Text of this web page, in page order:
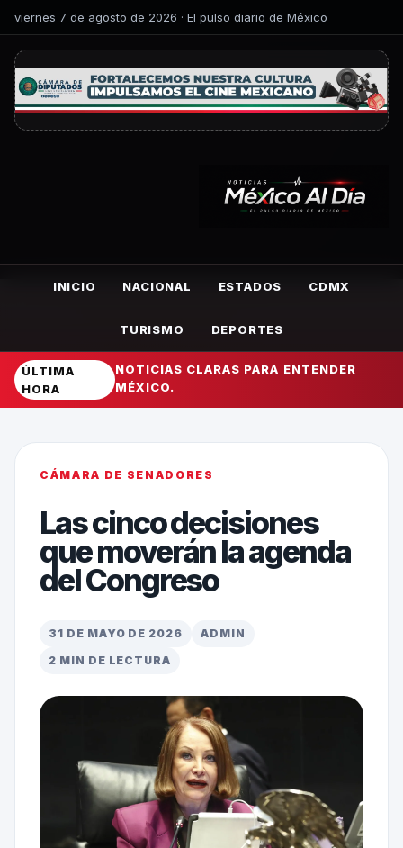
viernes 7 de agosto de 2026 · El pulso diario de México
INICIO NACIONAL ESTADOS CDMX
TURISMO DEPORTES
ÚLTIMA
HORA
NOTICIAS CLARAS PARA ENTENDER
MÉXICO.
CÁMARA DE SENADORES
Las cinco decisiones
que moverán la agenda
del Congreso
31 DE MAYO DE 2026
ADMIN
2 MIN DE LECTURA